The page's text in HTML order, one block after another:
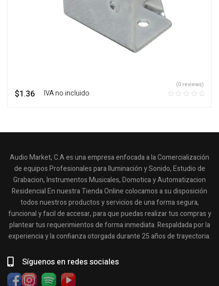
$1.36 ‎ ‎ ‎ IVA no incluido
(0 reviews)
Audio Market, C.A es una empresa enfocada a la Comercialización
de equipos Profesionales para Iluminación y Sonido, Estudio de
Grabacion, Instrumentos Musicales, Domotica y Automatizacion
Residencial En nuestra Tienda Online colocamos a su disposición
todos nuestros productos y servicios de una forma segura,
funcional y facil de accesar, para que puedas realizar tus compras y
plantear tus requerimientos de forma inmediata. Respaldada por la
experiencia y la confianza otorgada durante 25 años de trayectoria.
Síguenos en redes sociales